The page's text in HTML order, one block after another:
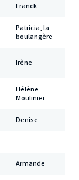
Franck
Patricia, la
boulangère
Irène
Hélène
Moulinier
Denise
Armande